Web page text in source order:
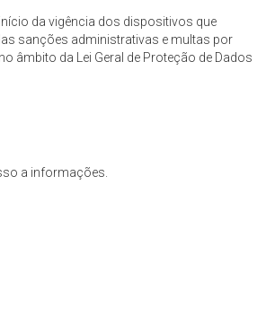
da vigência dos dispositivos que
sanções administrativas e multas por
âmbito da Lei Geral de Proteção de Dados
a informações.